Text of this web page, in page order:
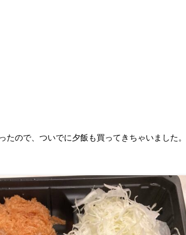
たので、ついでに夕飯も買ってきちゃいました。